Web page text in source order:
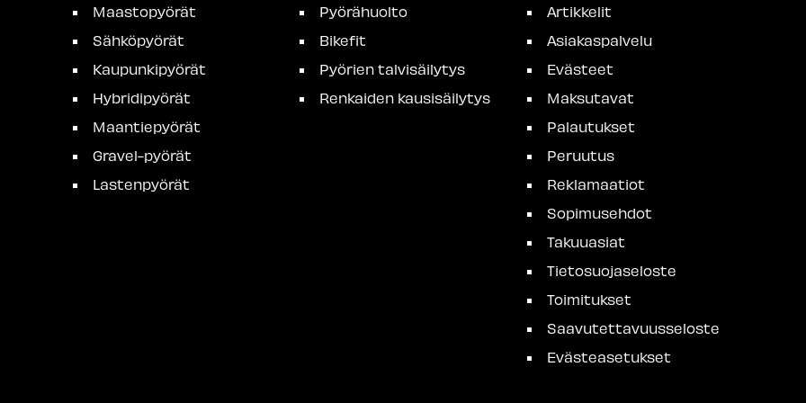
Maastopyörät
Sähköpyörät
Kaupunkipyörät
Hybridipyörät
Maantiepyörät
Gravel-pyörät
Lastenpyörät
Pyörähuolto
Bikefit
Pyörien talvisäilytys
Renkaiden kausisäilytys
Artikkelit
Asiakaspalvelu
Evästeet
Maksutavat
Palautukset
Peruutus
Reklamaatiot
Sopimusehdot
Takuuasiat
Tietosuojaseloste
Toimitukset
Saavutettavuusseloste
Evästeasetukset